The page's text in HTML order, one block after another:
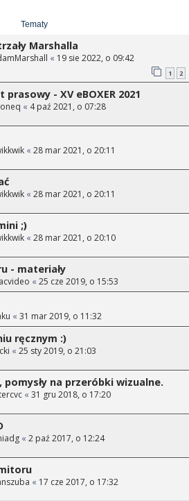
Tematy
Marshalla
« 19 sie 2022, o 09:42
1 2
- XV eBOXER 2021
« 4 paź 2021, o 07:28
« 28 mar 2021, o 20:11
« 28 mar 2021, o 20:11
;)
« 28 mar 2021, o 20:10
- materiały
« 25 cze 2019, o 15:53
« 31 mar 2019, o 11:32
ręcznym :)
« 25 sty 2019, o 21:03
na przeróbki wizualne.
« 31 gru 2018, o 17:20
« 2 paź 2017, o 12:24
« 17 cze 2017, o 17:32